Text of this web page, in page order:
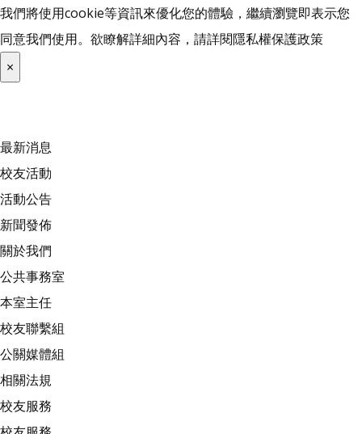
我們將使用cookie等資訊來優化您的體驗，繼續瀏覽即表示您
同意我們使用。欲瞭解詳細內容，請詳閱隱私權保護政策
×
最新消息
校友活動
活動公告
新聞發佈
關於我們
公共事務室
本室主任
校友聯繫組
公關媒體組
相關法規
校友服務